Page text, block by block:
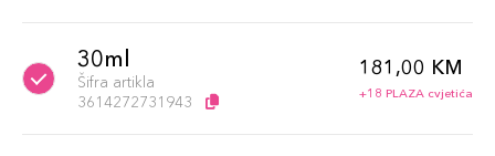
30ml
Šifra artikla
3614272731943
181,00 KM
+18 PLAZA cvjetića